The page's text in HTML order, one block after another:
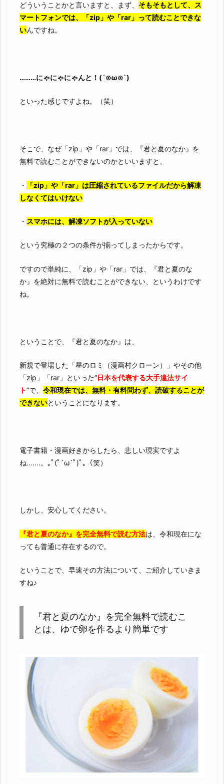
どういうことかと言いますと、まず、 そもそもとして、ス
マートフォンでは、「zip」や「rar」って読むことできな
いんですね。
………にゃにゃにゃんと！(´⊙ω⊙`)
といった感じですよね。（笑）
そこで、なぜ「zip」や「rar」では、『君と夏のなか』を
無料で読むことができないのかといいますと、
・
「zip」や「rar」は圧縮されているファイルだから解凍
しなくてはいけない
・ スマホには、解凍ソフトが入っていない
という究極の２つの条件が揃ってしまったからです。
ですので単純に、「zip」や「rar」では、『君と夏のな
か』を絶対に無料で読むことができない、というわけです
ね。
ということで、『君と夏のなか』は、
新規で登場した「星のロミ（漫画村クローン）」やその他
「zip」「rar」といった“日本を代表する大手違法サイ
ト”で、 令和現在では、無料・有料問わず、読破することが
できないということになります。
電子書籍・漫画好きからしたら、悲しい現実ですよ
ね…….。｡ﾟ(ﾟ´ω`ﾟ)ﾟ｡（笑）
しかし、安心してください。
『君と夏のなか』を完全無料で読む方法は、令和現在にな
っても普通に存在するので。
ということで、早速その方法について、ご紹介していきま
すね♪
『君と夏のなか』を完全無料で読むこ
とは、ゆで卵を作るより簡単です